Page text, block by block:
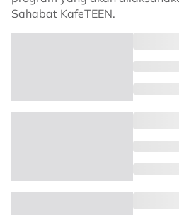
Sahabat KafeTEEN.